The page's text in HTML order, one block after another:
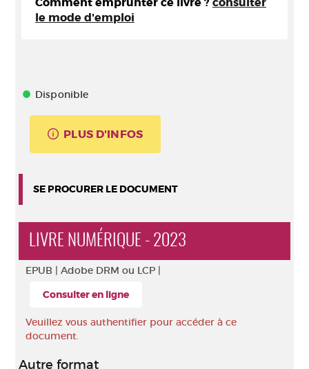
le mode d'emploi
Disponible
PLUS D'INFOS
SE PROCURER LE DOCUMENT
LIVRE NUMÉRIQUE - 2023
EPUB | Adobe DRM ou LCP |
Consulter en ligne
Veuillez vous authentifier pour accéder à ce
document.
Autre format